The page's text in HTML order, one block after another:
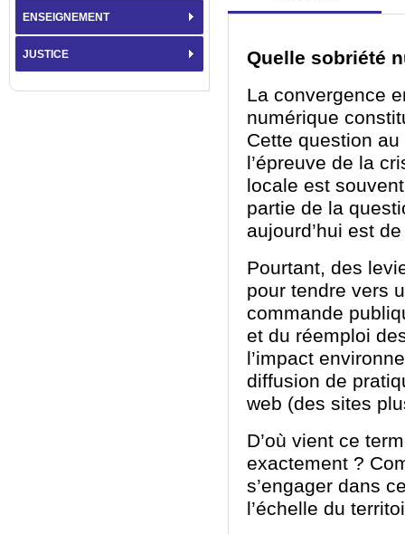
Quelle sobriété
La convergence
numérique
Cette question
l’épreuve de la
locale est
partie de la
aujourd’hui est
Pourtant, des
pour tendre vers
commande
et du réemploi
l’impact
diffusion de
web (des sites
D’où vient ce
exactement­ ?
s’engager dans
l’échelle du
ENSEIGNEMENT
JUSTICE